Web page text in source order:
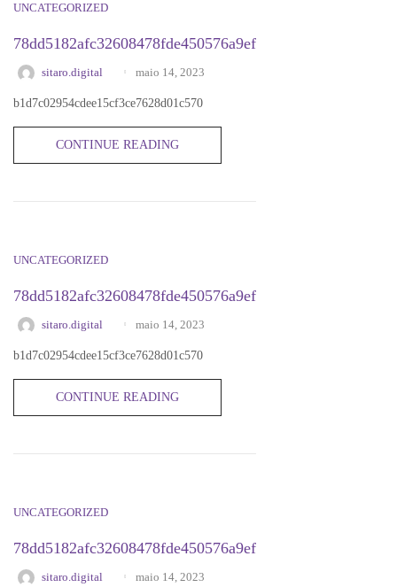
UNCATEGORIZED
78dd5182afc32608478fde450576a9ef
sitaro.digital maio 14, 2023
b1d7c02954cdee15cf3ce7628d01c570
CONTINUE READING
UNCATEGORIZED
78dd5182afc32608478fde450576a9ef
sitaro.digital maio 14, 2023
b1d7c02954cdee15cf3ce7628d01c570
CONTINUE READING
UNCATEGORIZED
78dd5182afc32608478fde450576a9ef
sitaro.digital maio 14, 2023